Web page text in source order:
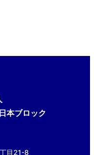
本ブロック
丁目21-8